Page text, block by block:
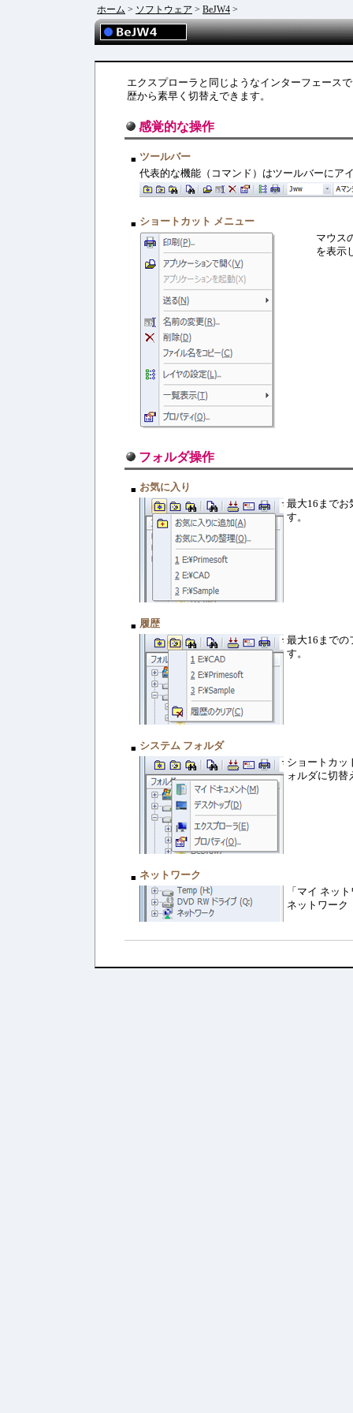
ホーム > ソフトウェア > BeJW4 >
エクスプローラと同じようなインターフェース
歴から素早く切替えできます。
感覚的な操作
■ ツールバー
代表的な機能（コマンド）はツールバーにア
■ ショートカット メニュー
マウス
を表示
フォルダ操作
■ お気に入り
最大16までお
す。
■ 履歴
最大16までの
す。
■ システム フォルダ
ショートカッ
ォルダに切替
■ ネットワーク
「マイ ネッ
ネットワーク